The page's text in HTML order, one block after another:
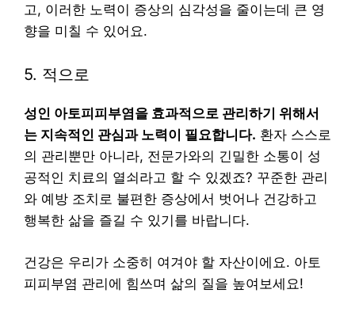
고, 이러한 노력이 증상의 심각성을 줄이는데 큰 영
향을 미칠 수 있어요.
5. 적으로
성인 아토피피부염을 효과적으로 관리하기 위해서
는 지속적인 관심과 노력이 필요합니다. 환자 스스로
의 관리뿐만 아니라, 전문가와의 긴밀한 소통이 성
공적인 치료의 열쇠라고 할 수 있겠죠? 꾸준한 관리
와 예방 조치로 불편한 증상에서 벗어나 건강하고
행복한 삶을 즐길 수 있기를 바랍니다.
건강은 우리가 소중히 여겨야 할 자산이에요. 아토
피피부염 관리에 힘쓰며 삶의 질을 높여보세요!